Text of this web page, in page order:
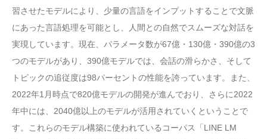
習させたモデルにより、少量の言語をインプットすることで文脈
にあった言語処理を可能とし、人間との自然でスムーズな対話を
実現しています。現在、パラメータ数が67億・130億・390億の3
つのモデルがあり、390億モデルでは、会話の滑らかさ、そして
トピックの追従度は98パーセントの性能を誇っています。また、
2022年1月時点で820億モデルの開発が進んでおり、さらに2022
年中には、2040億以上のモデルが活用されていくということで
す。これらのモデル構築に使われているコーパス「LINE LM